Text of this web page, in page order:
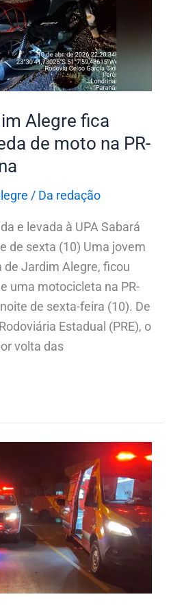
Alegre fica
de moto na PR-
/ Da redação
e levada à UPA Sabará
de sexta (10) Uma jovem
de Jardim Alegre, ficou
uma motocicleta na PR-
de sexta-feira (10). De
Estadual (PRE), o
volta das